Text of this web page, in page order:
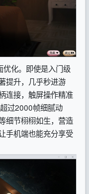
化。即使是入门级
提升，几乎秒进游
连接，触屏操作精准
过2000帧细腻动
细节栩栩如生，营造
手机端也能充分享受